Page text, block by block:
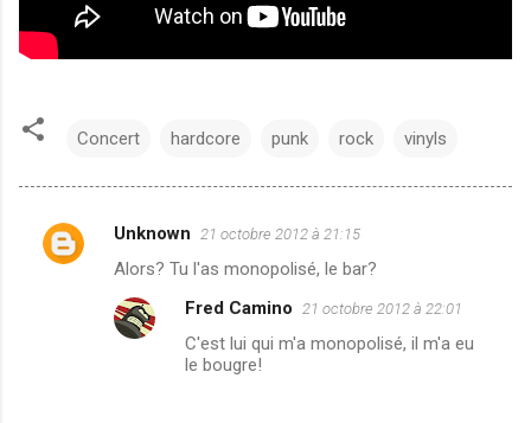
Concert hardcore punk rock vinyls
C
Unknown 21 octobre 2012 à 21:15
Alors? Tu l'as monopolisé, le bar?
Fred Camino 21 octobre 2012 à 22:01
C'est lui qui m'a monopolisé, il m'a eu
le bougre!